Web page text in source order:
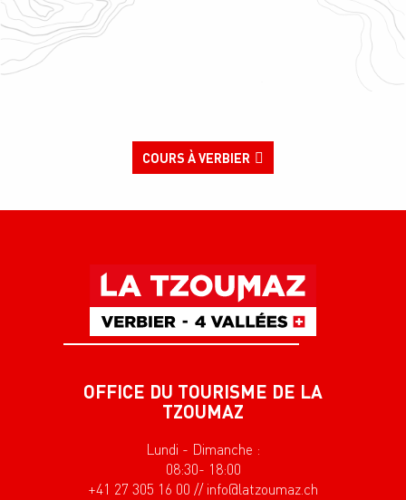
COURS À VERBIER
OFFICE DU TOURISME DE LA
TZOUMAZ
Lundi - Dimanche :
08:30- 18:00
+41 27 305 16 00 // info@latzoumaz.ch